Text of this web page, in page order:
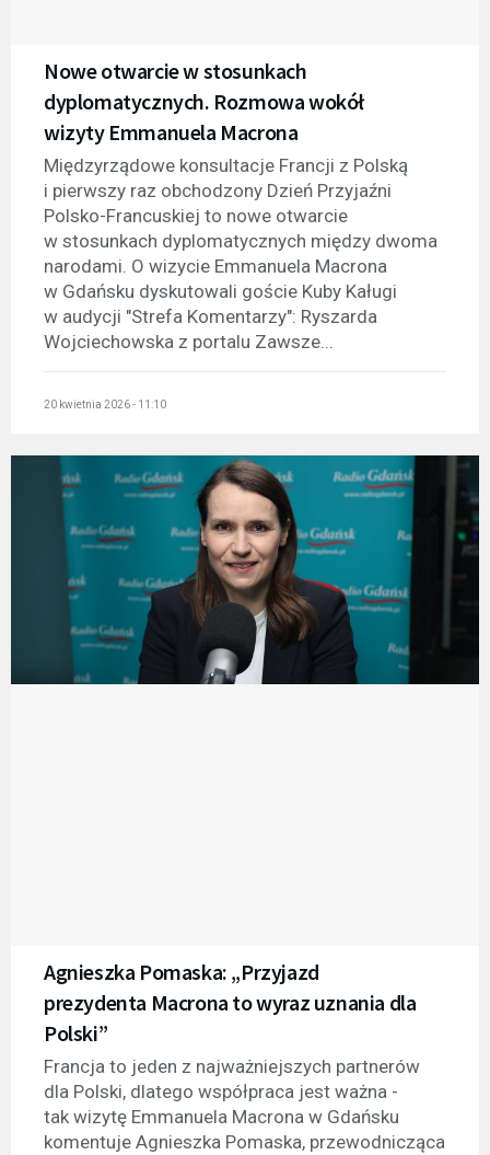
Nowe otwarcie w stosunkach
dyplomatycznych. Rozmowa wokół
wizyty Emmanuela Macrona
Międzyrządowe konsultacje Francji z Polską
i pierwszy raz obchodzony Dzień Przyjaźni
Polsko-Francuskiej to nowe otwarcie
w stosunkach dyplomatycznych między dwoma
narodami. O wizycie Emmanuela Macrona
w Gdańsku dyskutowali goście Kuby Kaługi
w audycji "Strefa Komentarzy": Ryszarda
Wojciechowska z portalu Zawsze...
20 kwietnia 2026 - 11:10
Agnieszka Pomaska: „Przyjazd
prezydenta Macrona to wyraz uznania dla
Polski”
Francja to jeden z najważniejszych partnerów
dla Polski, dlatego współpraca jest ważna -
tak wizytę Emmanuela Macrona w Gdańsku
komentuje Agnieszka Pomaska, przewodnicząca